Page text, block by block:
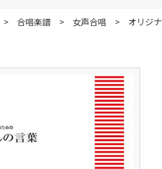
合唱楽譜 女声合唱 オリジ